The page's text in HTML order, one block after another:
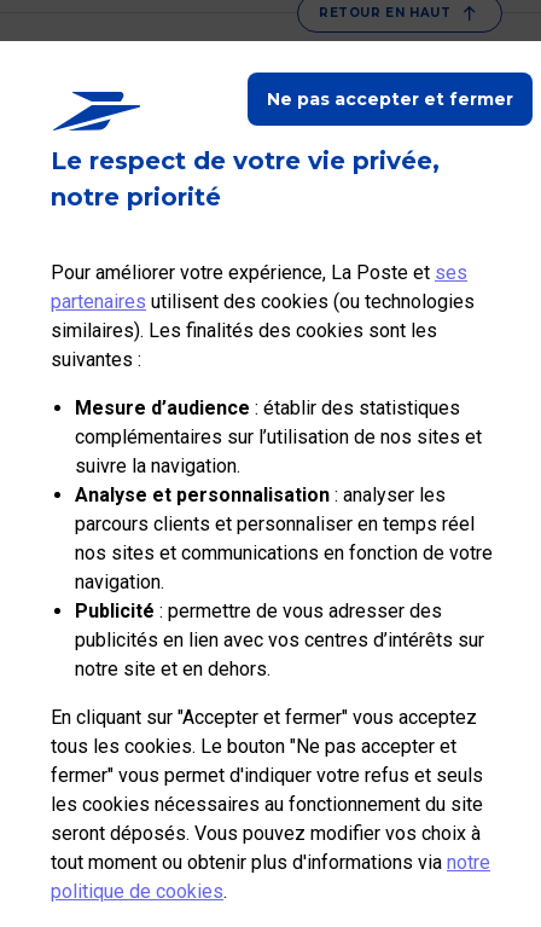
Le respect de votre vie privée,
notre priorité
Pour améliorer votre expérience, La Poste et ses
partenaires utilisent des cookies (ou technologies
similaires). Les finalités des cookies sont les
suivantes :
Mesure d’audience : établir des statistiques
complémentaires sur l’utilisation de nos sites et
suivre la navigation.
Analyse et personnalisation : analyser les
parcours clients et personnaliser en temps réel
nos sites et communications en fonction de votre
navigation.
Publicité : permettre de vous adresser des
publicités en lien avec vos centres d’intérêts sur
notre site et en dehors.
En cliquant sur "Accepter et fermer" vous acceptez
tous les cookies. Le bouton "Ne pas accepter et
fermer" vous permet d'indiquer votre refus et seuls
les cookies nécessaires au fonctionnement du site
seront déposés. Vous pouvez modifier vos choix à
tout moment ou obtenir plus d'informations via notre
politique de cookies.
Ne pas accepter et fermer
RETOUR EN HAUT
La Poste Solutions Business est la marque B2B de La Poste, destinée aux
entreprises, collectivités et administrations publiques.
Retrouvez ici des actualités, des études de tendances, des décryptages et
innovations, des offres selon vos usages, des infos pratiques et un accès
à votre espace personnel pour gérer le développement de votre activité.
Suivez-nous sur Linkedin
Suivez-nous sur Youtube
Suivez-nous sur X
Qui sommes-nous?
Nos tarifs
Aide et outils
pro.laposte.fr part.laposte.fr groupelaposte.com
Plan du site Accessibilité : non conforme Mentions légales
Données personnelles et cookies CGU